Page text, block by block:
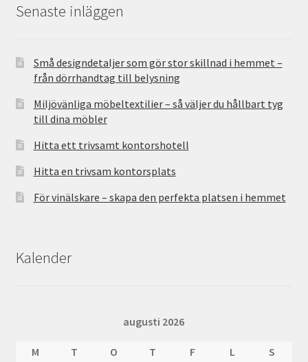
Senaste inläggen
Små designdetaljer som gör stor skillnad i hemmet –
från dörrhandtag till belysning
Miljövänliga möbeltextilier – så väljer du hållbart tyg
till dina möbler
Hitta ett trivsamt kontorshotell
Hitta en trivsam kontorsplats
För vinälskare – skapa den perfekta platsen i hemmet
Kalender
augusti 2026
M T O T F L S